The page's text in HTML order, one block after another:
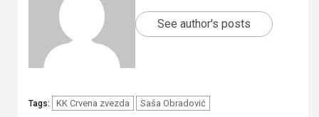
See author's posts
Tags: KK Crvena zvezda Saša Obradović